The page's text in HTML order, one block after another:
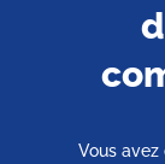
Vous avez